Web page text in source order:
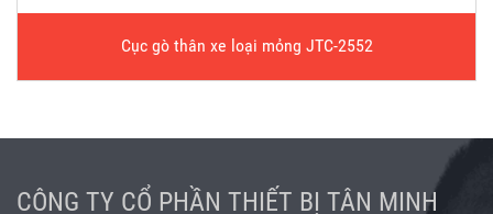
Cục gò thân xe loại mỏng JTC-2552
CÔNG TY CỔ PHẦN THIẾT BỊ TÂN MINH